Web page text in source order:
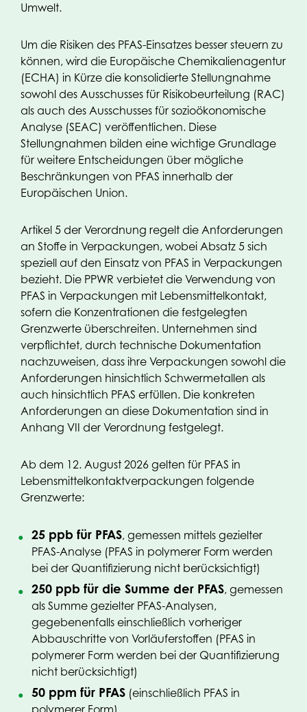
Umwelt.
Um die Risiken des PFAS-Einsatzes besser steuern zu
können, wird die Europäische Chemikalienagentur
(ECHA) in Kürze die konsolidierte Stellungnahme
sowohl des Ausschusses für Risikobeurteilung (RAC)
als auch des Ausschusses für sozioökonomische
Analyse (SEAC) veröffentlichen. Diese
Stellungnahmen bilden eine wichtige Grundlage
für weitere Entscheidungen über mögliche
Beschränkungen von PFAS innerhalb der
Europäischen Union.
Artikel 5 der Verordnung regelt die Anforderungen
an Stoffe in Verpackungen, wobei Absatz 5 sich
speziell auf den Einsatz von PFAS in Verpackungen
bezieht. Die PPWR verbietet die Verwendung von
PFAS in Verpackungen mit Lebensmittelkontakt,
sofern die Konzentrationen die festgelegten
Grenzwerte überschreiten. Unternehmen sind
verpflichtet, durch technische Dokumentation
nachzuweisen, dass ihre Verpackungen sowohl die
Anforderungen hinsichtlich Schwermetallen als
auch hinsichtlich PFAS erfüllen. Die konkreten
Anforderungen an diese Dokumentation sind in
Anhang VII der Verordnung festgelegt.
Ab dem 12. August 2026 gelten für PFAS in
Lebensmittelkontaktverpackungen folgende
Grenzwerte:
25 ppb für PFAS, gemessen mittels gezielter
PFAS-Analyse (PFAS in polymerer Form werden
bei der Quantifizierung nicht berücksichtigt)
250 ppb für die Summe der PFAS, gemessen
als Summe gezielter PFAS-Analysen,
gegebenenfalls einschließlich vorheriger
Abbauschritte von Vorläuferstoffen (PFAS in
polymerer Form werden bei der Quantifizierung
nicht berücksichtigt)
50 ppm für PFAS (einschließlich PFAS in
polymerer Form)